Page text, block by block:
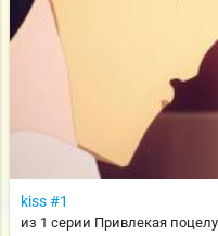
kiss #1
из 1 серии Привлекая